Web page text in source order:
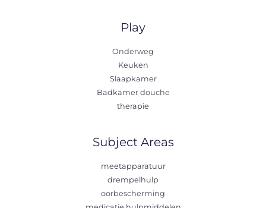
Play
Onderweg
Keuken
Slaapkamer
Badkamer douche
therapie
Subject Areas
meetapparatuur
drempelhulp
oorbescherming